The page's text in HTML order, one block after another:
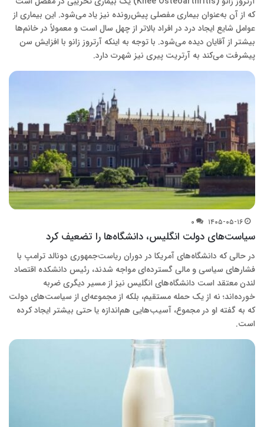
که از آن به‌عنوان بیماری مفصلی پیش‌رونده نیز یاد می‌شود. این بیماری از
عوامل شایع ایجاد درد در افراد بالاتر از چهل سال است و معمولاً در خانم‌ها
بیشتر از آقایان دیده می‌شود. با توجه به اینکه آرتروز زانو با افزایش سن
پیشرفت می‌کند به آرتریت پیری نیز شهرت دارد.
۱۴۰۵-۰۵-۱۶ ۰
سیاست‌های دولت انگلیس، دانشگاه‌ها را تضعیف کرد
در حالی که دانشگاه‌های آمریکا در دوران ریاست‌جمهوری دونالد ترامپ با
فشارهای سیاسی و مالی گسترده‌ای مواجه شدند، رئیس دانشکده اقتصاد
لندن معتقد است دانشگاه‌های انگلیس نیز از مسیر دیگری ضربه
خورده‌اند؛ نه از یک حمله مستقیم، بلکه از مجموعه‌ای از سیاست‌های دولت
که به گفته او در مجموع، آسیب‌هایی هم‌اندازه یا حتی بیشتر ایجاد کرده
است.